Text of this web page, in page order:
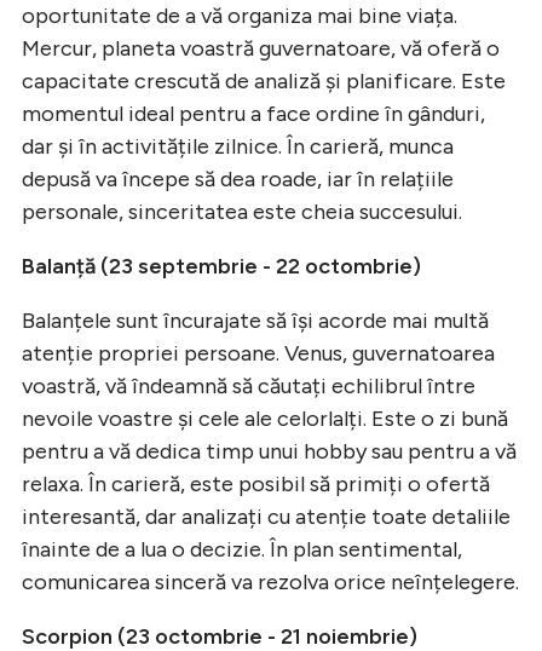
oportunitate de a vă organiza mai bine viața.
Mercur, planeta voastră guvernatoare, vă oferă o
capacitate crescută de analiză și planificare. Este
momentul ideal pentru a face ordine în gânduri,
dar și în activitățile zilnice. În carieră, munca
depusă va începe să dea roade, iar în relațiile
personale, sinceritatea este cheia succesului.
Balanță (23 septembrie - 22 octombrie)
Balanțele sunt încurajate să își acorde mai multă
atenție propriei persoane. Venus, guvernatoarea
voastră, vă îndeamnă să căutați echilibrul între
nevoile voastre și cele ale celorlalți. Este o zi bună
pentru a vă dedica timp unui hobby sau pentru a vă
relaxa. În carieră, este posibil să primiți o ofertă
interesantă, dar analizați cu atenție toate detaliile
înainte de a lua o decizie. În plan sentimental,
comunicarea sinceră va rezolva orice neînțelegere.
Scorpion (23 octombrie - 21 noiembrie)